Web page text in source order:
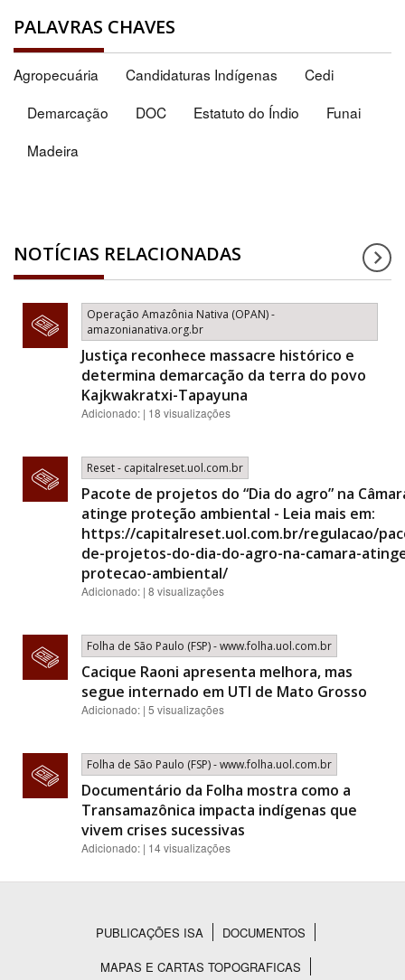
PALAVRAS CHAVES
Agropecuária Candidaturas Indígenas
Cedi
Demarcação
DOC Estatuto do Índio
Funai
Madeira
NOTÍCIAS RELACIONADAS
Operação Amazônia Nativa (OPAN) -
amazonianativa.org.br
Justiça reconhece massacre histórico e
determina demarcação da terra do povo
Kajkwakratxi-Tapayuna
Adicionado: | 18 visualizações
Reset - capitalreset.uol.com.br
Pacote de projetos do “Dia do agro” na
atinge proteção ambiental - Leia mais em:
https://capitalreset.uol.com.br/regulacao/
de-projetos-do-dia-do-agro-na-camara-
protecao-ambiental/
Adicionado: | 8 visualizações
Folha de São Paulo (FSP) - www.folha.uol.com.br
Cacique Raoni apresenta melhora, mas
segue internado em UTI de Mato Grosso
Adicionado: | 5 visualizações
Folha de São Paulo (FSP) - www.folha.uol.com.br
Documentário da Folha mostra como a
Transamazônica impacta indígenas que
vivem crises sucessivas
Adicionado: | 14 visualizações
Rodapé
PUBLICAÇÕES ISA
DOCUMENTOS
MAPAS E CARTAS TOPOGRAFICAS